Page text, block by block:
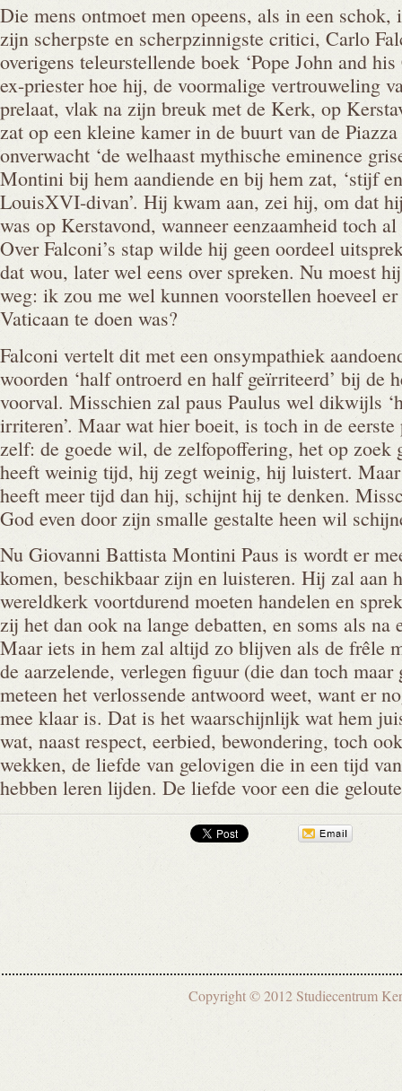
Die mens ontmoet men opeens, als in een schok,
zijn scherpste en scherpzinnigste critici, Carlo
overigens teleurstellende boek ‘Pope John and
ex-priester hoe hij, de voormalige vertrouweling
prelaat, vlak na zijn breuk met de Kerk, op
zat op een kleine kamer in de buurt van de
onverwacht ‘de welhaast mythische eminence
Montini bij hem aandiende en bij hem zat, ‘stijf
LouisXVI-divan’. Hij kwam aan, zei hij, om dat
was op Kerstavond, wanneer eenzaamheid toch
Over Falconi’s stap wilde hij geen oordeel
dat wou, later wel eens over spreken. Nu moest
weg: ik zou me wel kunnen voorstellen hoeveel
Vaticaan te doen was?
Falconi vertelt dit met een onsympathiek
woorden ‘half ontroerd en half geïrriteerd’ bij de
voorval. Misschien zal paus Paulus wel dikwijls
irriteren’. Maar wat hier boeit, is toch in de
zelf: de goede wil, de zelfopoffering, het op zoek
heeft weinig tijd, hij zegt weinig, hij luistert.
heeft meer tijd dan hij, schijnt hij te denken.
God even door zijn smalle gestalte heen wil
Nu Giovanni Battista Montini Paus is wordt er
komen, beschikbaar zijn en luisteren. Hij zal aan
wereldkerk voortdurend moeten handelen en
zij het dan ook na lange debatten, en soms als na
Maar iets in hem zal altijd zo blijven als de frêle
de aarzelende, verlegen figuur (die dan toch
meteen het verlossende antwoord weet, want er
mee klaar is. Dat is het waarschijnlijk wat hem
wat, naast respect, eerbied, bewondering, toch
wekken, de liefde van gelovigen die in een tijd
hebben leren lijden. De liefde voor een die
Copyright © 2012 Studiecentrum